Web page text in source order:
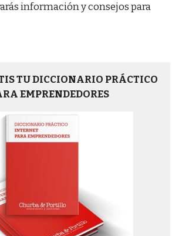
información y consejos para
TU DICCIONARIO PRÁCTICO
EMPRENDEDORES